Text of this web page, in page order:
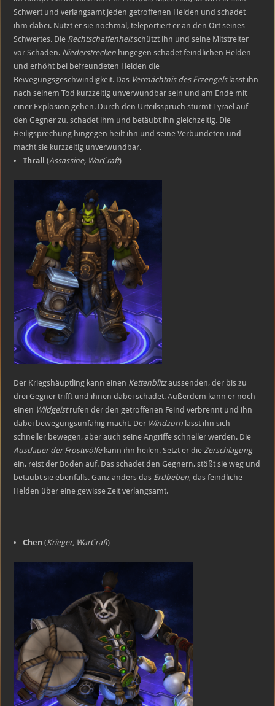
Schwert und verlangsamt jeden getroffenen Helden und schadet
ihm dabei. Nutzt er sie nochmal, teleportiert er an den Ort seines
Schwertes. Die Rechtschaffenheitschützt ihn und seine Mitstreiter
vor Schaden. Niederstrecken hingegen schadet feindlichen Helden
und erhöht bei befreundeten Helden die
Bewegungsgeschwindigkeit. Das Vermächtnis des Erzengelslässt ihn
nach seinem Tod kurzzeitig unverwundbar sein und am Ende mit
einer Explosion gehen. Durch den Urteilsspruch stürmt Tyrael auf
den Gegner zu, schadet ihm und betäubt ihn gleichzeitig. Die
Heiligsprechung hingegen heilt ihn und seine Verbündeten und
macht sie kurzzeitig unverwundbar.
Thrall (Assassine, WarCraft)
Der Kriegshäuptling kann einen Kettenblitzaussenden, der bis zu
drei Gegner trifft und ihnen dabei schadet. Außerdem kann er noch
einen Wildgeistrufen der den getroffenen Feind verbrennt und ihn
dabei bewegungsunfähig macht. Der Windzorn lässt ihn sich
schneller bewegen, aber auch seine Angriffe schneller werden. Die
Ausdauer der Frostwölfekann ihn heilen. Setzt er die Zerschlagung
ein, reist der Boden auf. Das schadet den Gegnern, stößt sie weg und
betäubt sie ebenfalls. Ganz anders das Erdbeben, das feindliche
Helden über eine gewisse Zeit verlangsamt.
Chen (Krieger, WarCraft)